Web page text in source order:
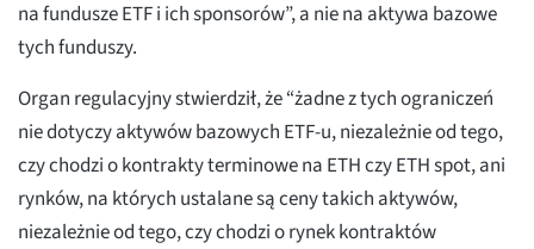
na fundusze ETF i ich sponsorów”, a nie na aktywa bazowe
tych funduszy.
Organ regulacyjny stwierdził, że “żadne z tych ograniczeń
nie dotyczy aktywów bazowych ETF-u, niezależnie od tego,
czy chodzi o kontrakty terminowe na ETH czy ETH spot, ani
rynków, na których ustalane są ceny takich aktywów,
niezależnie od tego, czy chodzi o rynek kontraktów